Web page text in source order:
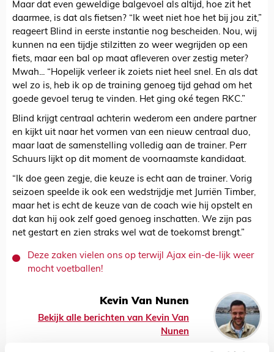
Maar dat even geweldige balgevoel als altijd, hoe zit het
daarmee, is dat als fietsen? “Ik weet niet hoe het bij jou zit,”
reageert Blind in eerste instantie nog bescheiden. Nou, wij
kunnen na een tijdje stilzitten zo weer wegrijden op een
fiets, maar een bal op maat afleveren over zestig meter?
Mwah... “Hopelijk verleer ik zoiets niet heel snel. En als dat
wel zo is, heb ik op de training genoeg tijd gehad om het
goede gevoel terug te vinden. Het ging oké tegen RKC.”
Blind krijgt centraal achterin wederom een andere partner
en kijkt uit naar het vormen van een nieuw centraal duo,
maar laat de samenstelling volledig aan de trainer. Perr
Schuurs lijkt op dit moment de voornaamste kandidaat.
“Ik doe geen zegje, die keuze is echt aan de trainer. Vorig
seizoen speelde ik ook een wedstrijdje met Jurriën Timber,
maar het is echt de keuze van de coach wie hij opstelt en
dat kan hij ook zelf goed genoeg inschatten. We zijn pas
net gestart en zien straks wel wat de toekomst brengt.”
Deze zaken vielen ons op terwijl Ajax ein-de-lijk weer
mocht voetballen!
Kevin Van Nunen
Bekijk alle berichten van Kevin Van
Nunen